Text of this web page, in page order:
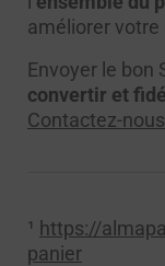
améliorer votre
Envoyer le bon
convertir et
Contactez-nous
¹ https://
panier